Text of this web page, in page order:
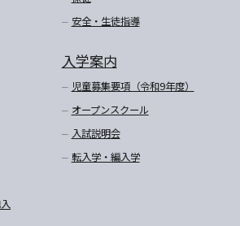
安全・生徒指導
入学案内
児童募集要項（令和9年度）
オープンスクール
入試説明会
転入学・編入学